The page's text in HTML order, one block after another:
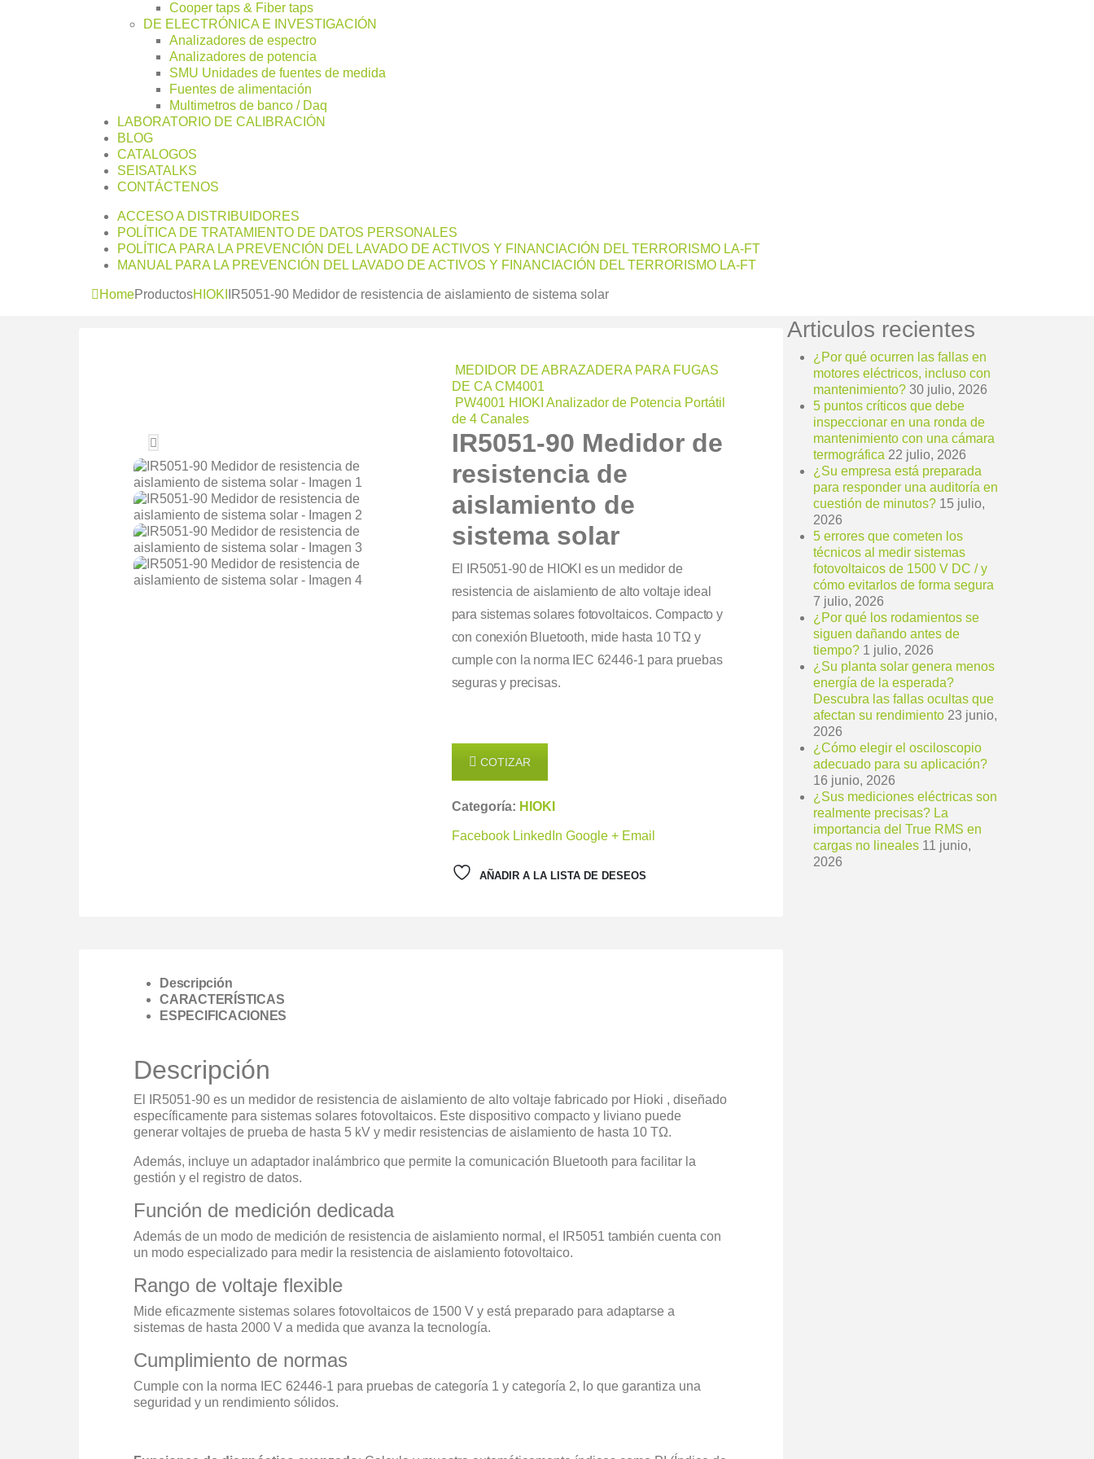
Cooper taps & Fiber taps
DE ELECTRÓNICA E INVESTIGACIÓN
Analizadores de espectro
Analizadores de potencia
SMU Unidades de fuentes de medida
Fuentes de alimentación
Multimetros de banco / Daq
LABORATORIO DE CALIBRACIÓN
BLOG
CATALOGOS
SEISATALKS
CONTÁCTENOS
ACCESO A DISTRIBUIDORES
POLÍTICA DE TRATAMIENTO DE DATOS PERSONALES
POLÍTICA PARA LA PREVENCIÓN DEL LAVADO DE ACTIVOS Y FINANCIACIÓN DEL TERRORISMO LA-FT
MANUAL PARA LA PREVENCIÓN DEL LAVADO DE ACTIVOS Y FINANCIACIÓN DEL TERRORISMO LA-FT
HomeProductosHIOKI IR5051-90 Medidor de resistencia de aislamiento de sistema solar
MEDIDOR DE ABRAZADERA PARA FUGAS
DE CA CM4001
PW4001 HIOKI Analizador de Potencia Portátil
de 4 Canales
IR5051-90 Medidor de
resistencia de
aislamiento de
sistema solar
El IR5051-90 de HIOKI es un medidor de
resistencia de aislamiento de alto voltaje ideal
para sistemas solares fotovoltaicos. Compacto y
con conexión Bluetooth, mide hasta 10 TΩ y
cumple con la norma IEC 62446-1 para pruebas
seguras y precisas.
COTIZAR
Categoría: HIOKI
Facebook LinkedIn Google + Email
AÑADIR A LA LISTA DE DESEOS
Descripción
CARACTERÍSTICAS
ESPECIFICACIONES
Descripción
El IR5051-90 es un medidor de resistencia de aislamiento de alto voltaje fabricado por Hioki , diseñado
específicamente para sistemas solares fotovoltaicos. Este dispositivo compacto y liviano puede
generar voltajes de prueba de hasta 5 kV y medir resistencias de aislamiento de hasta 10 TΩ.
Además, incluye un adaptador inalámbrico que permite la comunicación Bluetooth para facilitar la
gestión y el registro de datos.
Función de medición dedicada
Además de un modo de medición de resistencia de aislamiento normal, el IR5051 también cuenta con
un modo especializado para medir la resistencia de aislamiento fotovoltaico.
Rango de voltaje flexible
Mide eficazmente sistemas solares fotovoltaicos de 1500 V y está preparado para adaptarse a
sistemas de hasta 2000 V a medida que avanza la tecnología.
Cumplimiento de normas
Cumple con la norma IEC 62446-1 para pruebas de categoría 1 y categoría 2, lo que garantiza una
seguridad y un rendimiento sólidos.
Articulos recientes
¿Por qué ocurren las fallas en
motores eléctricos, incluso con
mantenimiento? 30 julio, 2026
5 puntos críticos que debe
inspeccionar en una ronda de
mantenimiento con una cámara
termográfica 22 julio, 2026
¿Su empresa está preparada
para responder una auditoría en
cuestión de minutos? 15 julio,
2026
5 errores que cometen los
técnicos al medir sistemas
fotovoltaicos de 1500 V DC / y
cómo evitarlos de forma segura
7 julio, 2026
¿Por qué los rodamientos se
siguen dañando antes de
tiempo? 1 julio, 2026
¿Su planta solar genera menos
energía de la esperada?
Descubra las fallas ocultas que
afectan su rendimiento 23 junio,
2026
¿Cómo elegir el osciloscopio
adecuado para su aplicación?
16 junio, 2026
¿Sus mediciones eléctricas son
realmente precisas? La
importancia del True RMS en
cargas no lineales 11 junio,
2026